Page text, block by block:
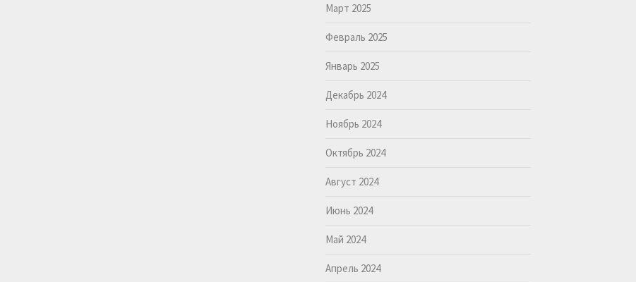
Март 2025
Февраль 2025
Январь 2025
Декабрь 2024
Ноябрь 2024
Октябрь 2024
Август 2024
Июнь 2024
Май 2024
Апрель 2024